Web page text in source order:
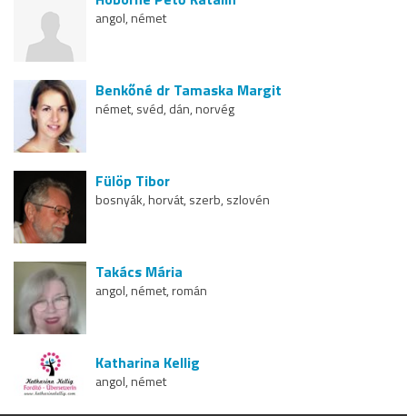
angol, német
Benkőné dr Tamaska Margit
német, svéd, dán, norvég
Fülöp Tibor
bosnyák, horvát, szerb, szlovén
Takács Mária
angol, német, román
Katharina Kellig
angol, német